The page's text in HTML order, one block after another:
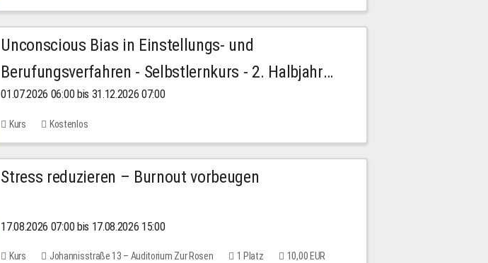
Unconscious Bias in Einstellungs- und
Berufungsverfahren - Selbstlernkurs - 2. Halbjahr
2026
01.07.2026 06:00 bis 31.12.2026 07:00
Kurs Kostenlos
Stress reduzieren – Burnout vorbeugen
17.08.2026 07:00 bis 17.08.2026 15:00
Kurs Johannisstraße 13 – Auditorium Zur Rosen 1 Platz 10,00 EUR